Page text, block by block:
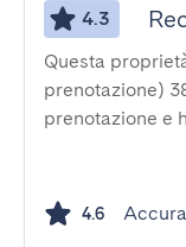
4.3
Questa
prenotazione)
prenotazione e
4.6